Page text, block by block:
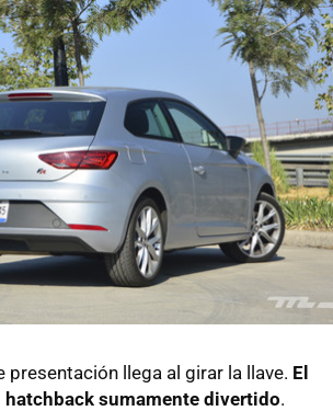
presentación llega al girar la llave. El
hatchback sumamente divertido.